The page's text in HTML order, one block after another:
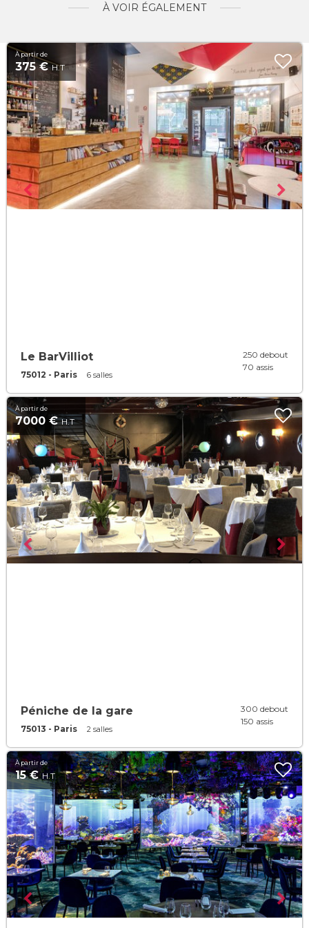
À VOIR ÉGALEMENT
À partir de
375 €H.T
Le BarVilliot
75012 - Paris 6 salles
250 debout
70 assis
À partir de
7000 €H.T
Péniche de la gare
75013 - Paris 2 salles
300 debout
150 assis
À partir de
15 €H.T